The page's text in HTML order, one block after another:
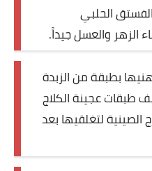
حلا الأعياد
سحور رمضان
مشروب وحلا
مشروبات
الحلبي
الزهر والعسل جيداً.
بطبقة من الزبدة
طبقات عجينة الكلاج
لتغلقيها بعد